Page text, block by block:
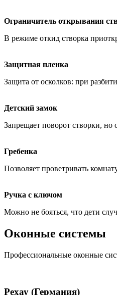
Ограничитель открывания
В режиме откид створка
Защитная пленка
Защита от осколков: при
Детский замок
Запрещает поворот створки, но
Гребенка
Позволяет проветривать
Ручка с ключом
Можно не бояться, что дети
Оконные системы
Профессиональные оконные
Рехау (Германия)